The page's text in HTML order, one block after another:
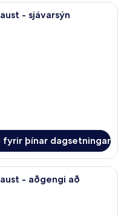
- 1 stórt tvíbreitt rúm -
- sjávarsýn
fyrir þínar dagsetningar
- 1 stórt tvíbreitt rúm -
- aðgengi að